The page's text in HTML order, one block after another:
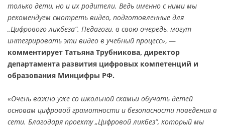
только дети, но и их родители. Ведь именно с ними мы
рекомендуем смотреть видео, подготовленные для
„Цифрового ликбеза”. Педагоги, в свою очередь, могут
интегрировать эти видео в учебный процесс», —
комментирует Татьяна Трубникова, директор
департамента развития цифровых компетенций и
образования Минцифры РФ.
«Очень важно уже со школьной скамьи обучать детей
основам цифровой грамотности и безопасности поведения в
сети. Благодаря проекту „Цифровой ликбез”, который мы